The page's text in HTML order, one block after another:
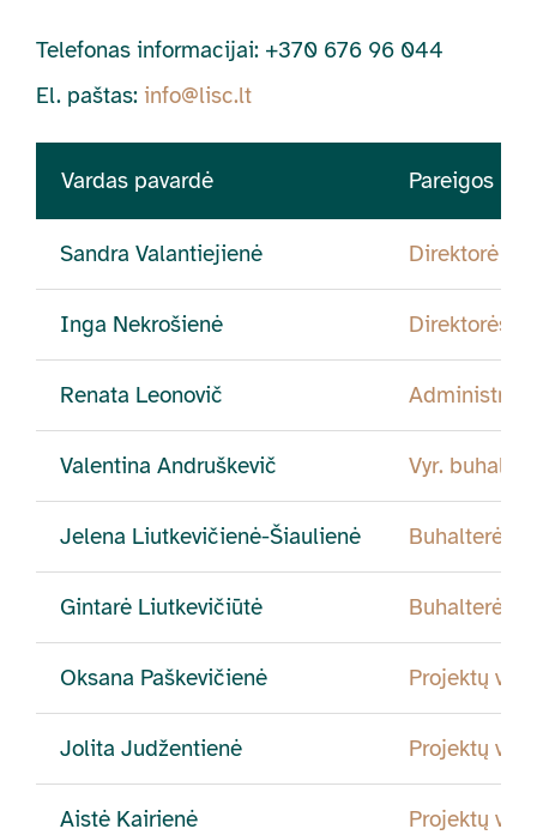
Telefonas informacijai: +370 676 96 044
El. paštas: info@lisc.lt
Vardas pavardė Pareigos
Sandra Valantiejienė Direktorė
Inga Nekrošienė Direktorės
Renata Leonovič
Valentina Andruškevič Vyr.
Jelena Liutkevičienė-Šiaulienė Buhalterė
Gintarė Liutkevičiūtė Buhalterė
Oksana Paškevičienė Projektų
Jolita Judžentienė Projektų
Aistė Kairienė Projektų